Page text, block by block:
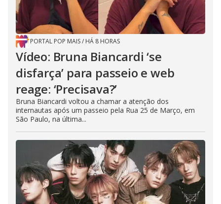
PORTAL POP MAIS/ HÁ 8 HORAS
Vídeo: Bruna Biancardi ‘se
disfarça’ para passeio e web
reage: ‘Precisava?’
Bruna Biancardi voltou a chamar a atenção dos
internautas após um passeio pela Rua 25 de Março, em
São Paulo, na última...